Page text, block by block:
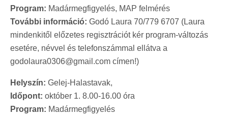
Program: Madármegfigyelés, MAP felmérés
További információ: Godó Laura 70/779 6707 (Laura
mindenkitől előzetes regisztrációt kér program-változás
esetére, névvel és telefonszámmal ellátva a
godolaura0306@gmail.com címen!)
Helyszín: Gelej-Halastavak,
Időpont: október 1. 8.00-16.00 óra
Program: Madármegfigyelés